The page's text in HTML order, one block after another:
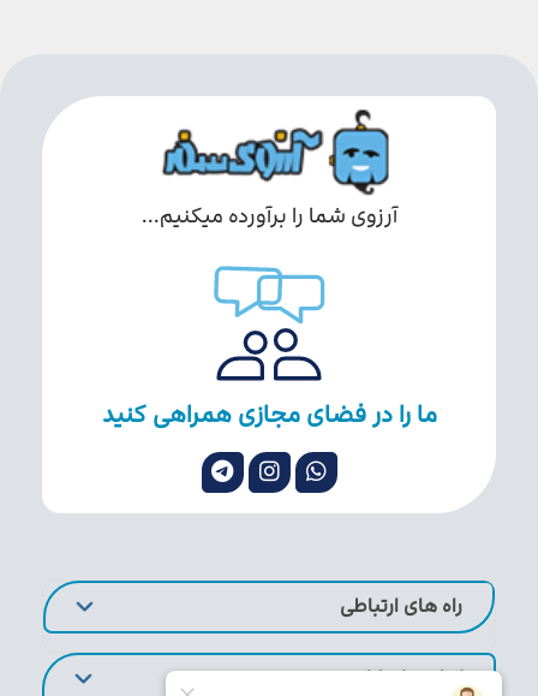
آرزوی شما را برآورده میکنیم...
ما را در فضای مجازی همراهی کنید
راه های ارتباطی
لینک های کاربردی